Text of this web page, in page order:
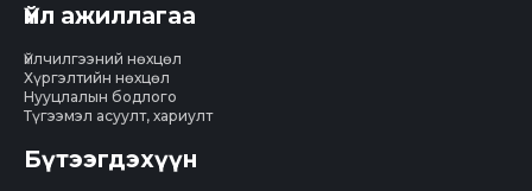
Үйл ажиллагаа
Үйлчилгээний нөхцөл
Хүргэлтийн нөхцөл
Нууцлалын бодлого
Түгээмэл асуулт, хариулт
Бүтээгдэхүүн